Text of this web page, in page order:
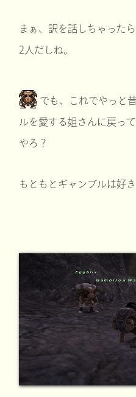
まぁ、訳を話しちゃった
2人だしね。
でも、これでやっと
ルを愛する姐さんに戻っ
やろ？
もともとギャンブルは好